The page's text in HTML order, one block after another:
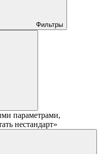
Фильтры
параметрами,
нестандарт»